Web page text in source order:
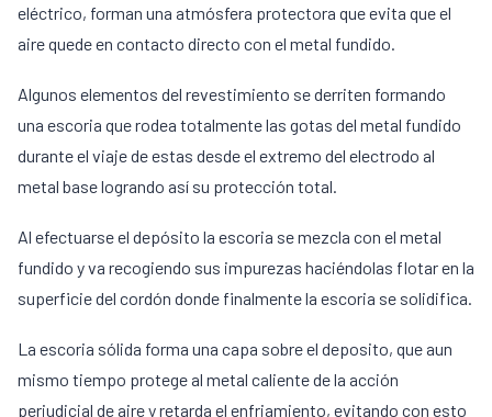
eléctrico, forman una atmósfera protectora que evita que el
aire quede en contacto directo con el metal fundido.
Algunos elementos del revestimiento se derriten formando
una escoria que rodea totalmente las gotas del metal fundido
durante el viaje de estas desde el extremo del electrodo al
metal base logrando así su protección total.
Al efectuarse el depósito la escoria se mezcla con el metal
fundido y va recogiendo sus impurezas haciéndolas flotar en la
superficie del cordón donde finalmente la escoria se solidifica.
La escoria sólida forma una capa sobre el deposito, que aun
mismo tiempo protege al metal caliente de la acción
perjudicial de aire y retarda el enfriamiento, evitando con esto